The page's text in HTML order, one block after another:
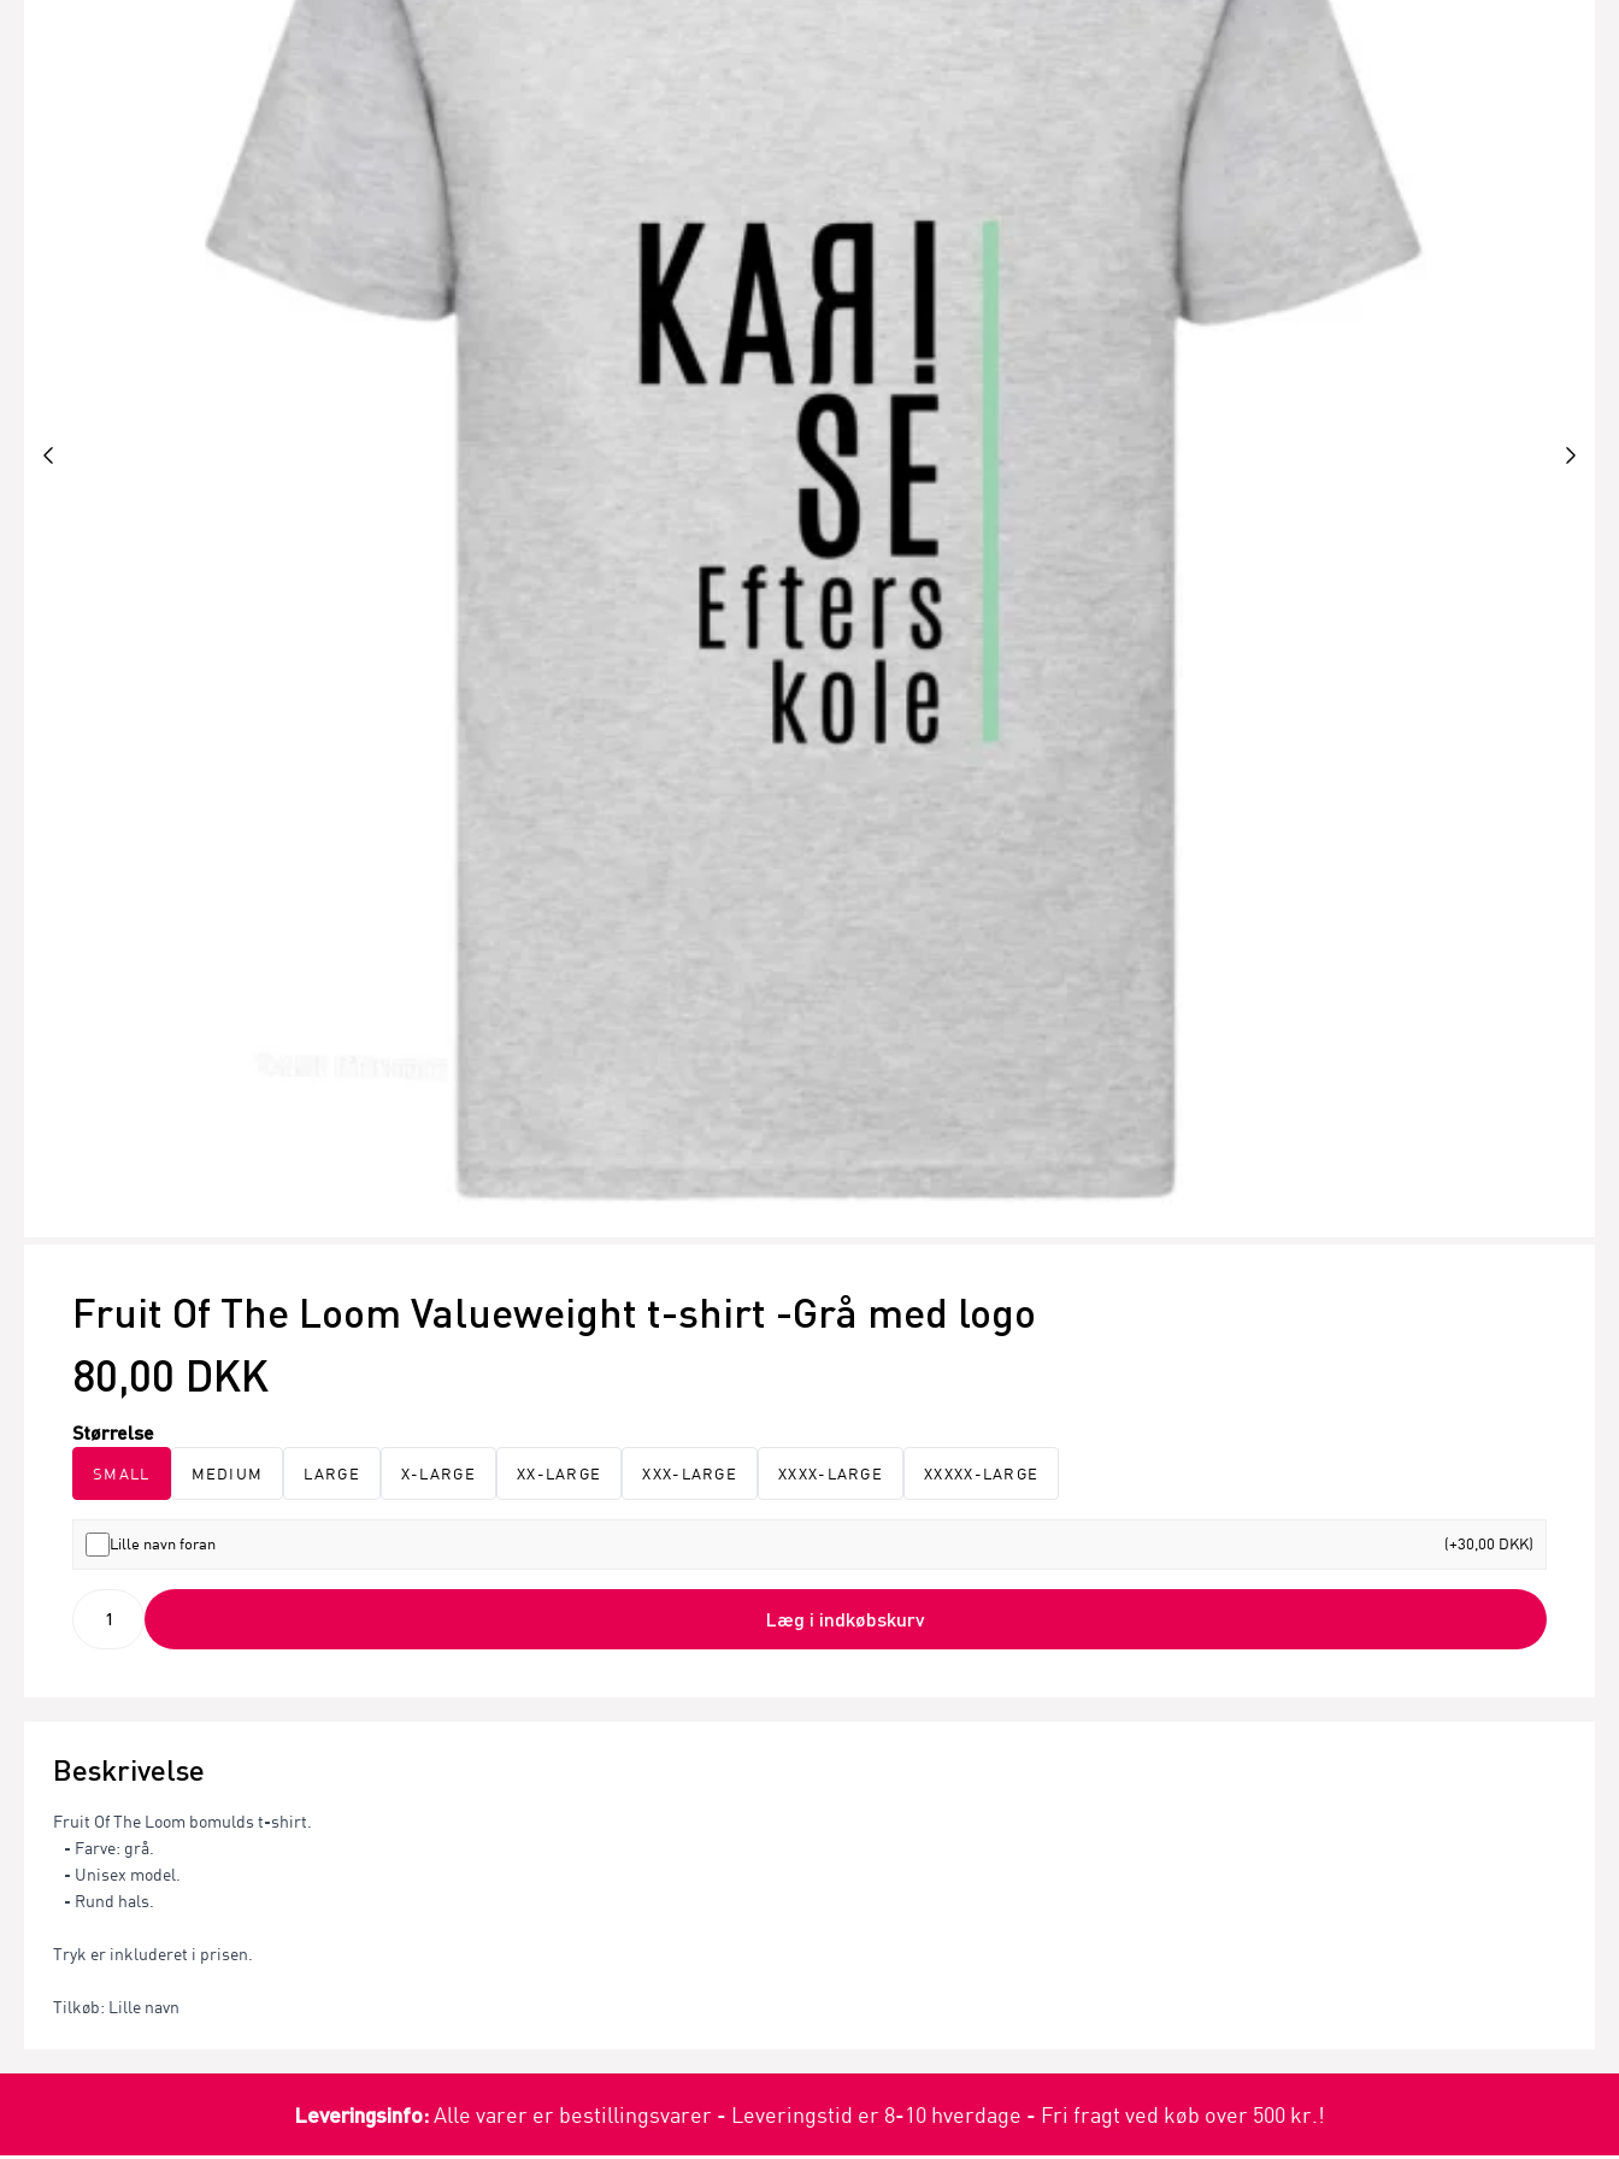
Fruit Of The Loom Valueweight t-shirt -Grå med logo
80,00 DKK
Størrelse
SMALL MEDIUM LARGE X-LARGE XX-LARGE XXX-LARGE XXXX-LARGE XXXXX-LARGE
Lille navn foran (+30,00 DKK)
Læg i indkøbskurv
Beskrivelse
Fruit Of The Loom bomulds t-shirt.
- Farve: grå.
- Unisex model.
- Rund hals.
Tryk er inkluderet i prisen.
Tilkøb: Lille navn
Leveringsinfo:Alle varer er bestillingsvarer - Leveringstid er 8-10 hverdage - Fri fragt ved køb over 500 kr.!